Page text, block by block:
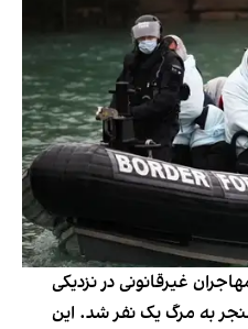
غیرقانونی در نزدیکی
به مرگ یک نفر شد. این